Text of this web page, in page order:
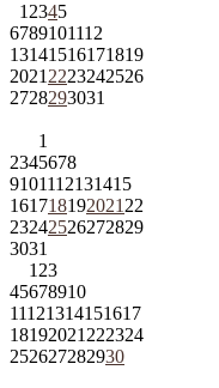
1 2345
6789101112
13141516171819
2021 2223242526
2728293031
1
2345678
9101112131415
161718192021 22
23242526272829
3031
1 23
45678910
11121314151617
18192021 222324
252627282930